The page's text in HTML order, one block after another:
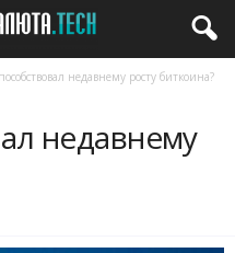
недавнему росту биткоина?
недавнему